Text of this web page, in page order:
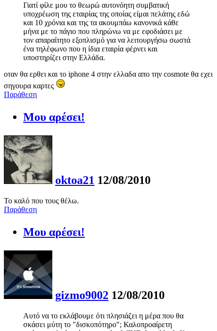
Γιατί φίλε μου το θεωρώ αυτονόητη συμβατική
υποχρέωση της εταιρίας της οποίας είμαι πελάτης εδώ
και 10 χρόνια και της τα ακουμπάω κανονικά κάθε
μήνα με το πάγιο που πληρώνω να με εφοδιάσει με
τον απαραίτητο εξοπλισμό για να λειτουργήσω σωστά
ένα τηλέφωνο που η ίδια εταιρία φέρνει και
υποστηρίζει στην Ελλάδα.
οταν θα ερθει και το iphone 4 στην ελλαδα απο την cosmote θα εχει
σηγουρα καρτες
Παράθεση
Μου αρέσει!
oktoa21 12/08/2010
Το καλό που τους θέλω.
Παράθεση
Μου αρέσει!
gizmo9002 12/08/2010
Αυτό να το εκλάβουμε ότι πλησιάζει η μέρα που θα
σκάσει μύτη το "δισκοπότηρο"; Καλοπροαίρετη